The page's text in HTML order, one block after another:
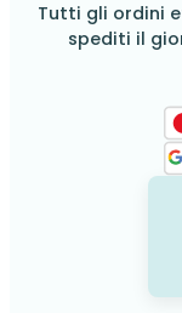
Tutti gli ordini
spediti il